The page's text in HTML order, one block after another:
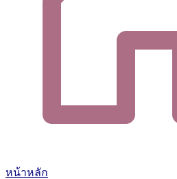
หน้าหลัก